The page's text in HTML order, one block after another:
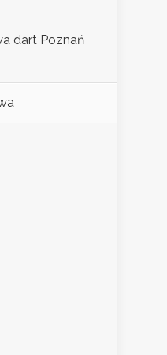
dart Poznań